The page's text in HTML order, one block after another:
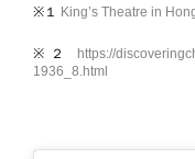
※１ King’s Theatre in
※ ２
https://
1936_8.html